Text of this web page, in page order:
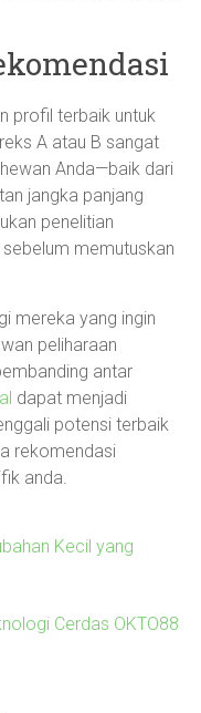
profil terbaik untuk
A atau B sangat
Anda—baik dari
jangka panjang
penelitian
memutuskan
mereka yang ingin
peliharaan
antar
dapat menjadi
potensi terbaik
rekomendasi
anda.
Kecil yang
Cerdas OKTO88